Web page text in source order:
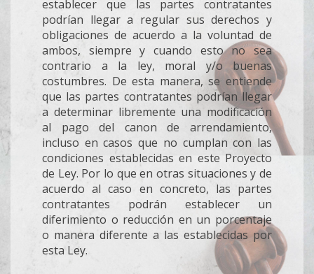
establecer que las partes contratantes
podrían llegar a regular sus derechos y
obligaciones de acuerdo a la voluntad de
ambos, siempre y cuando esto no sea
contrario a la ley, moral y/o buenas
costumbres. De esta manera, se entiende
que las partes contratantes podrían llegar
a determinar libremente una modificación
al pago del canon de arrendamiento,
incluso en casos que no cumplan con las
condiciones establecidas en este Proyecto
de Ley. Por lo que en otras situaciones y de
acuerdo al caso en concreto, las partes
contratantes podrán establecer un
diferimiento o reducción en un porcentaje
o manera diferente a las establecidas por
esta Ley.